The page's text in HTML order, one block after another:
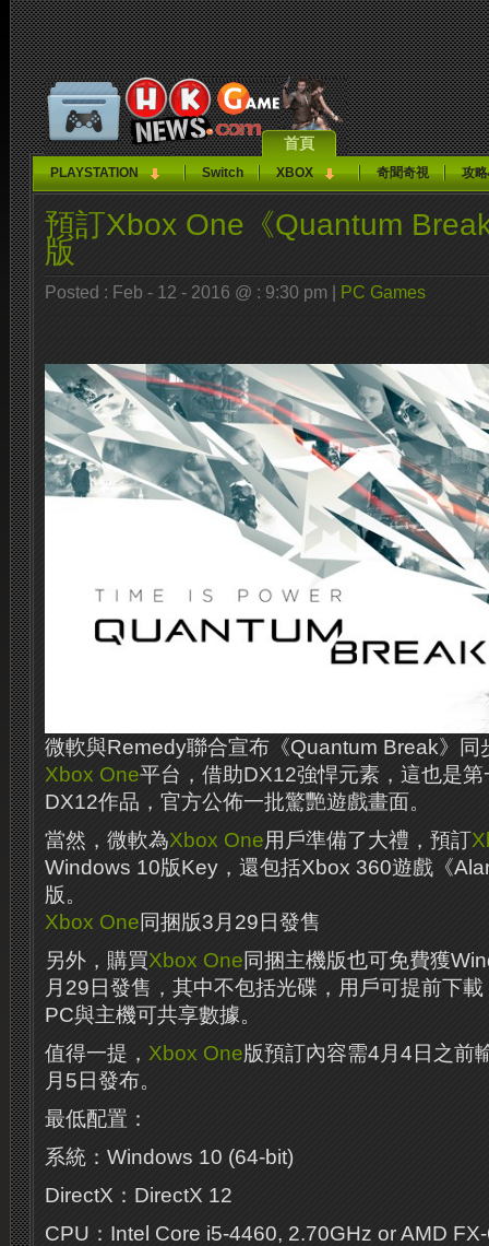
首頁
PLAYSTATION Switch XBOX 奇聞奇視 攻
預訂Xbox One《Quantum
版
Posted : Feb - 12 - 2016 @ : 9:30 pm | PC Games
微軟與Remedy聯合宣布《Quantum Break》同
Xbox One平台，借助DX12強悍元素，這也是
DX12作品，官方公佈一批驚艷遊戲畫面。
當然，微軟為Xbox One用戶準備了大禮，預訂
Windows 10版Key，還包括Xbox 360遊戲《
版。
Xbox One同捆版3月29日發售
另外，購買Xbox One同捆主機版也可免費獲
月29日發售，其中不包括光碟，用戶可提前下
PC與主機可共享數據。
值得一提， Xbox One版預訂內容需4月4日之前
月5日發布。
最低配置：
系統：Windows 10 (64-bit)
DirectX：DirectX 12
CPU：Intel Core i5-4460, 2.70GHz or AMD